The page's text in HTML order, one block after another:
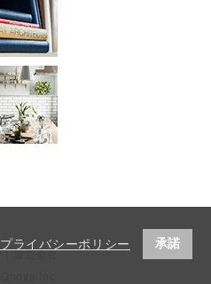
プライバシーポリシー 承諾